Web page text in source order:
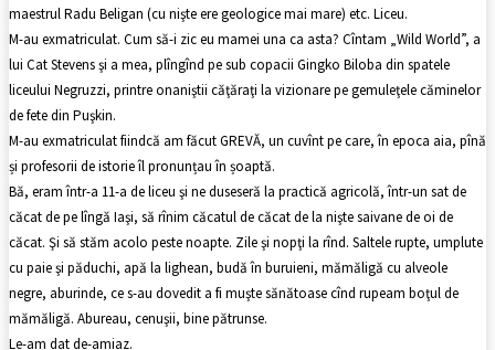
maestrul Radu Beligan (cu nişte ere geologice mai mare) etc. Liceu.
M-au exmatriculat. Cum să-i zic eu mamei una ca asta? Cîntam „Wild World”, a
lui Cat Stevens şi a mea, plîngînd pe sub copacii Gingko Biloba din spatele
liceului Negruzzi, printre onaniştii căţăraţi la vizionare pe gemuleţele căminelor
de fete din Puşkin.
M-au exmatriculat fiindcă am făcut GREVĂ, un cuvînt pe care, în epoca aia, pînă
și profesorii de istorie îl pronunțau în șoaptă.
Bă, eram într-a 11-a de liceu şi ne duseseră la practică agricolă, într-un sat de
căcat de pe lîngă Iaşi, să rînim căcatul de căcat de la nişte saivane de oi de
căcat. Şi să stăm acolo peste noapte. Zile şi nopţi la rînd. Saltele rupte, umplute
cu paie şi păduchi, apă la lighean, budă în buruieni, mămăligă cu alveole
negre, aburinde, ce s-au dovedit a fi muşte sănătoase cînd rupeam boţul de
mămăligă. Abureau, cenuşii, bine pătrunse.
Le-am dat de-amiaz.